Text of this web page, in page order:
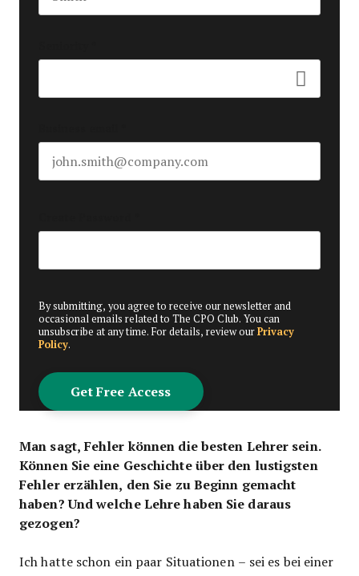
By submitting, you agree to receive our newsletter and
occasional emails related to The CPO Club. You can
unsubscribe at any time. For details, review ourPrivacy
Policy.
Man sagt, Fehler können die besten Lehrer sein.
Können Sie eine Geschichte über den lustigsten
Fehler erzählen, den Sie zu Beginn gemacht
haben? Und welche Lehre haben Sie daraus
gezogen?
Ich hatte schon ein paar Situationen – sei es bei einer